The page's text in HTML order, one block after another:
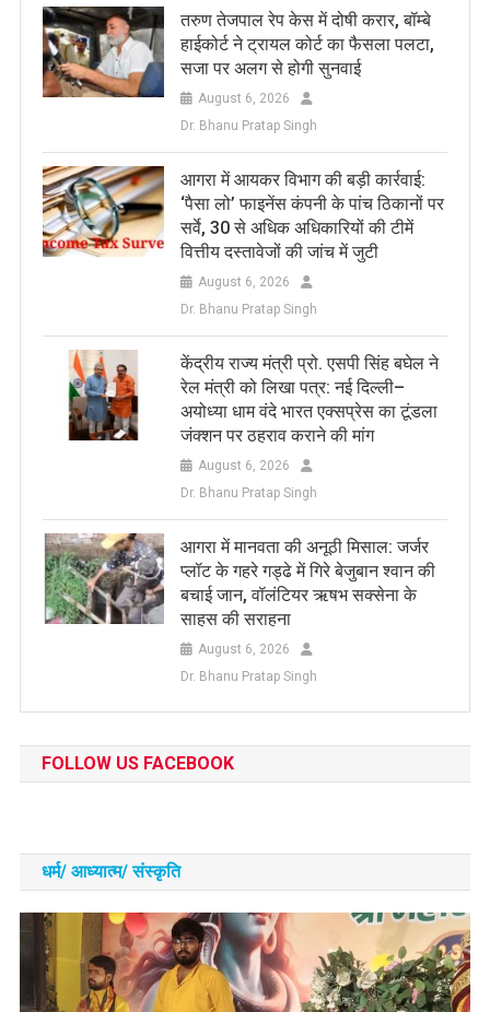
तरुण तेजपाल रेप केस में दोषी करार, बॉम्बे
हाईकोर्ट ने ट्रायल कोर्ट का फैसला पलटा,
सजा पर अलग से होगी सुनवाई
August 6, 2026
Dr. Bhanu Pratap Singh
आगरा में आयकर विभाग की बड़ी कार्रवाई:
‘पैसा लो’ फाइनेंस कंपनी के पांच ठिकानों पर
सर्वे, 30 से अधिक अधिकारियों की टीमें
वित्तीय दस्तावेजों की जांच में जुटी
August 6, 2026
Dr. Bhanu Pratap Singh
केंद्रीय राज्य मंत्री प्रो. एसपी सिंह बघेल ने
रेल मंत्री को लिखा पत्र: नई दिल्ली–
अयोध्या धाम वंदे भारत एक्सप्रेस का टूंडला
जंक्शन पर ठहराव कराने की मांग
August 6, 2026
Dr. Bhanu Pratap Singh
आगरा में मानवता की अनूठी मिसाल: जर्जर
प्लॉट के गहरे गड्ढे में गिरे बेजुबान श्वान की
बचाई जान, वॉलंटियर ऋषभ सक्सेना के
साहस की सराहना
August 6, 2026
Dr. Bhanu Pratap Singh
FOLLOW US FACEBOOK
धर्म/ आध्‍यात्‍म/ संस्‍कृति